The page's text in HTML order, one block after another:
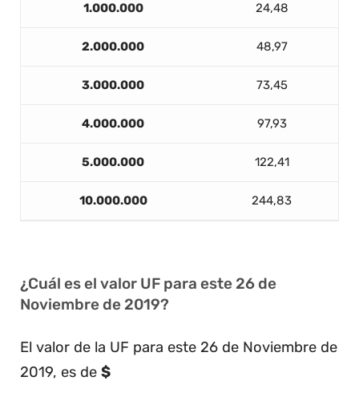
1.000.000 24,48
2.000.000 48,97
3.000.000 73,45
4.000.000 97,93
5.000.000 122,41
10.000.000 244,83
¿Cuál es el valor UF para este 26 de
Noviembre de 2019?
El valor de la UF para este 26 de Noviembre de
2019, es de $